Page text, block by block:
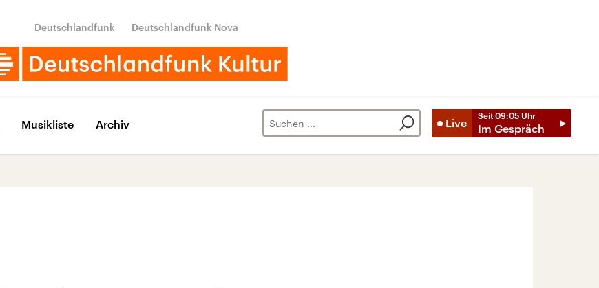
Deutschlandfunk Deutschlandfunk Nova
Live
Seit 09:05 Uhr
Im Gespräch
Musikliste Archiv